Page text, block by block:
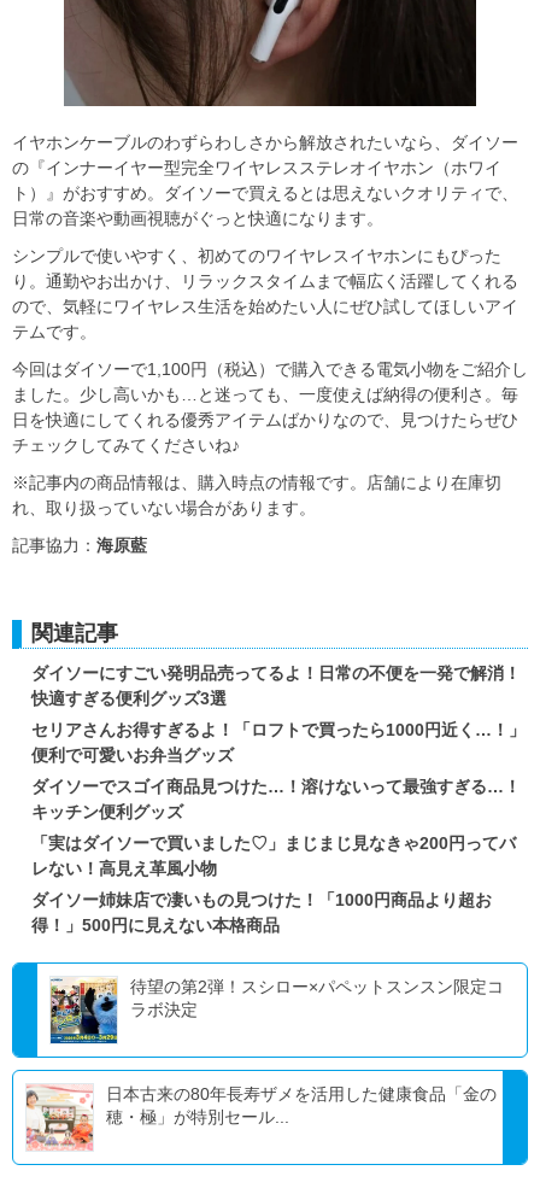
イヤホンケーブルのわずらわしさから解放されたいなら、ダイソー
の『インナーイヤー型完全ワイヤレスステレオイヤホン（ホワイ
ト）』がおすすめ。ダイソーで買えるとは思えないクオリティで、
日常の音楽や動画視聴がぐっと快適になります。
シンプルで使いやすく、初めてのワイヤレスイヤホンにもぴった
り。通勤やお出かけ、リラックスタイムまで幅広く活躍してくれる
ので、気軽にワイヤレス生活を始めたい人にぜひ試してほしいアイ
テムです。
今回はダイソーで1,100円（税込）で購入できる電気小物をご紹介し
ました。少し高いかも…と迷っても、一度使えば納得の便利さ。毎
日を快適にしてくれる優秀アイテムばかりなので、見つけたらぜひ
チェックしてみてくださいね♪
※記事内の商品情報は、購入時点の情報です。店舗により在庫切
れ、取り扱っていない場合があります。
記事協力： 海原藍
関連記事
ダイソーにすごい発明品売ってるよ！日常の不便を一発で解消！
快適すぎる便利グッズ3選
セリアさんお得すぎるよ！「ロフトで買ったら1000円近く…！」
便利で可愛いお弁当グッズ
ダイソーでスゴイ商品見つけた…！溶けないって最強すぎる…！
キッチン便利グッズ
「実はダイソーで買いました♡」まじまじ見なきゃ200円ってバ
レない！高見え革風小物
ダイソー姉妹店で凄いもの見つけた！「1000円商品より超お
得！」500円に見えない本格商品
待望の第2弾！スシロー×パペットスンスン限定コ
ラボ決定
日本古来の80年長寿ザメを活用した健康食品「金の
穂・極」が特別セール...